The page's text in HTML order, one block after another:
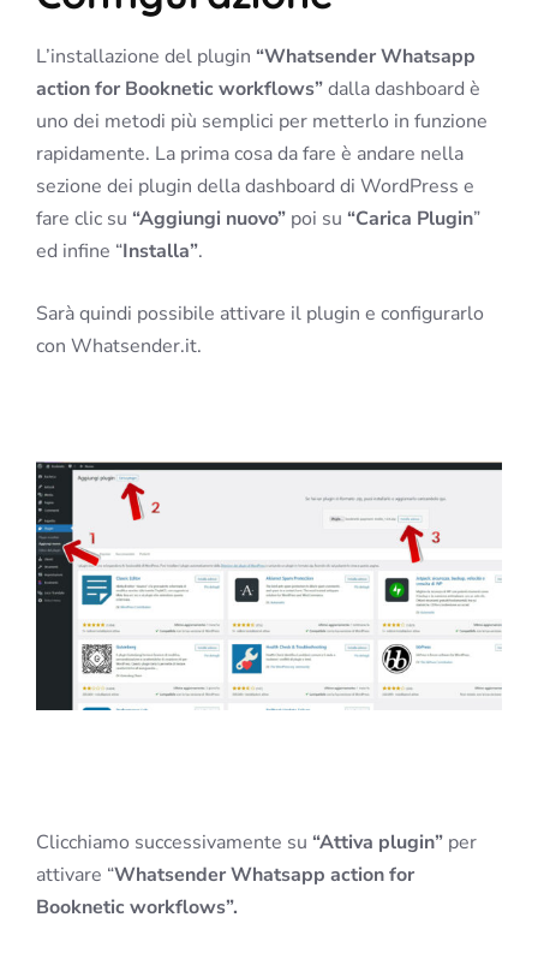
L’installazione del plugin “Whatsender Whatsapp
action for Booknetic workflows”dalla dashboard è
uno dei metodi più semplici per metterlo in funzione
rapidamente. La prima cosa da fare è andare nella
sezione dei plugin della dashboard di WordPress e
fare clic su “Aggiungi nuovo” poi su “Carica Plugin”
ed infine “Installa”.
Sarà quindi possibile attivare il plugin e configurarlo
con Whatsender.it.
Clicchiamo successivamente su “Attiva plugin” per
attivare “Whatsender Whatsapp action for
Booknetic workflows”.